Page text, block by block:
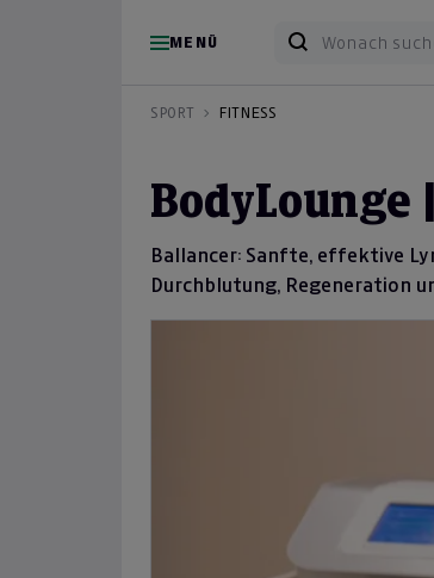
MENÜ
SPORT
FITNESS
BodyLounge
Ballancer: Sanfte, effektive
Durchblutung, Regeneration